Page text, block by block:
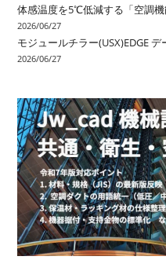
体感温度を5℃低減する「空調機
2026/06/27
モジュールチラー(USX)EDGE
2026/06/27